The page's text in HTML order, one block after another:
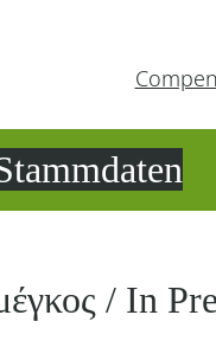
/ In